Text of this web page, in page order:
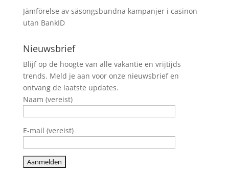
Jämförelse av säsongsbundna kampanjer i casinon
utan BankID
Nieuwsbrief
Blijf op de hoogte van alle vakantie en vrijtijds
trends. Meld je aan voor onze nieuwsbrief en
ontvang de laatste updates.
Naam (vereist)
E-mail (vereist)